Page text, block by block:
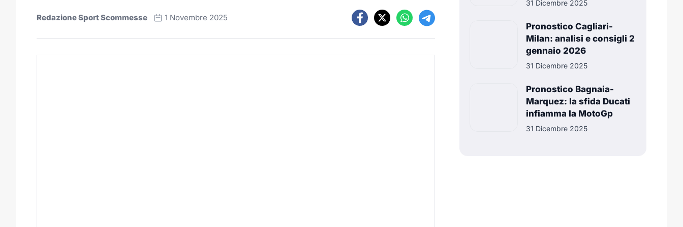
Redazione Sport Scommesse 1 Novembre 2025
31 Dicembre 2025
Pronostico Cagliari-
Milan: analisi e consigli 2
gennaio 2026
31 Dicembre 2025
Pronostico Bagnaia-
Marquez: la sfida Ducati
infiamma la MotoGp
31 Dicembre 2025